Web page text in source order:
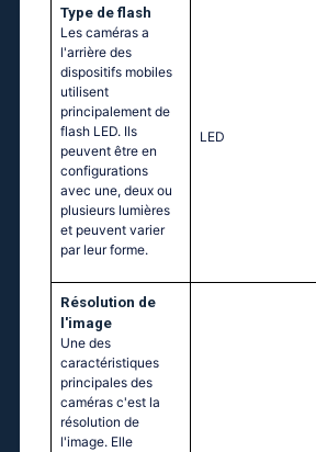
Type de flash
Les caméras a
l'arrière des
dispositifs mobiles
utilisent
principalement de
flash LED. Ils
peuvent être en
configurations
avec une, deux ou
plusieurs lumières
et peuvent varier
par leur forme.
LED
Résolution de
l'image
Une des
caractéristiques
principales des
caméras c'est la
résolution de
l'image. Elle